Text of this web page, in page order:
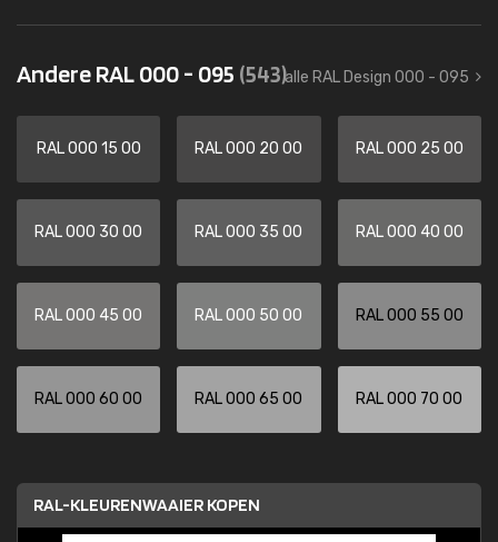
Andere RAL 000 - 095 (543)alle RAL Design 000 - 095
RAL 000 15 00 RAL 000 20 00 RAL 000 25 00
RAL 000 30 00 RAL 000 35 00 RAL 000 40 00
RAL 000 45 00 RAL 000 50 00 RAL 000 55 00
RAL 000 60 00 RAL 000 65 00 RAL 000 70 00
RAL-KLEURENWAAIER KOPEN